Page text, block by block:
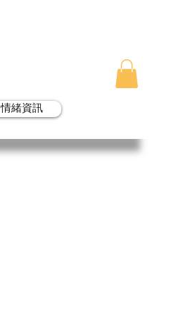
情緒資訊